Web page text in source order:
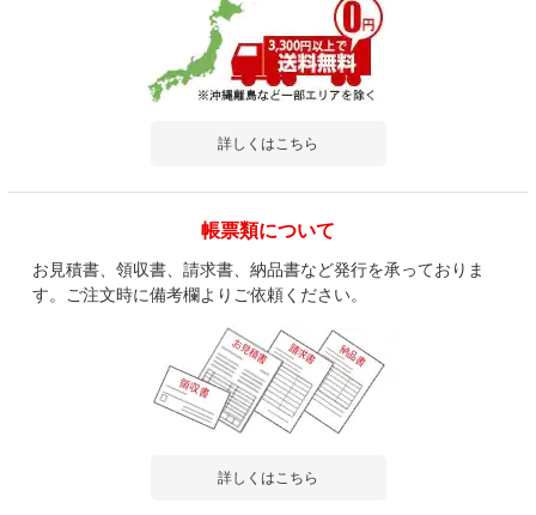
詳しくはこちら
帳票類について
お見積書、領収書、請求書、納品書など発行を承っておりま
す。ご注文時に備考欄よりご依頼ください。
詳しくはこちら